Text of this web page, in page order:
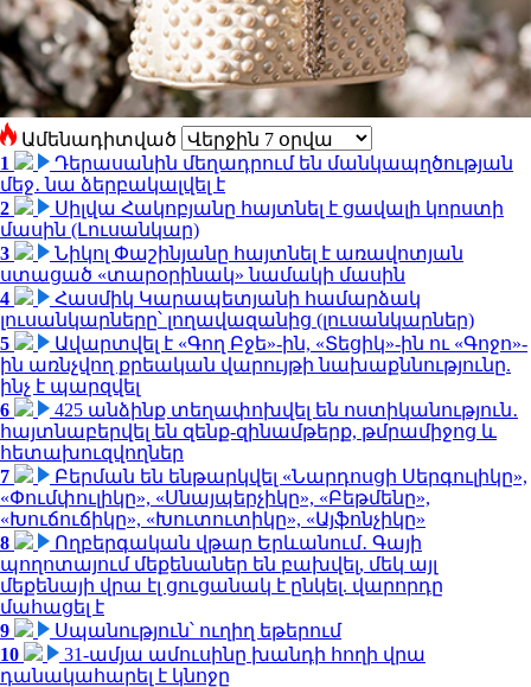
Ամենադիտված
1
Դերասանին մեղադրում են մանկապղծության
մեջ․ նա ձերբակալվել է
2
Սիլվա Հակոբյանը հայտնել է ցավալի կորստի
մասին (Լուսանկար)
3
Նիկոլ Փաշինյանը հայտնել է առավոտյան
ստացած «տարօրինակ» նամակի մասին
4
Հասմիկ Կարապետյանի համարձակ
լուսանկարները՝ լողավազանից (լուսանկարներ)
5
Ավարտվել է «Գող Բջե»-ին, «Տեցիկ»-ին ու «Գոջո»-
ին առնչվող քրեական վարույթի նախաքննությունը.
ինչ է պարզվել
6
425 անձինք տեղափոխվել են ոստիկանություն․
հայտնաբերվել են զենք-զինամթերք, թմրամիջոց և
հետախուզվողներ
7
Բերման են ենթարկվել «Նարդոսցի Սերգուլիկը»,
«Փումփուլիկը», «Սնայպերչիկը», «Բեթմենը»,
«Խուճուճիկը», «Խուտուտիկը», «Այֆոնչիկը»
8
Ողբերգական վթար Երևանում․ Գայի
պողոտայում մեքենաներ են բախվել, մեկ այլ
մեքենայի վրա էլ ցուցանակ է ընկել. վարորդը
մահացել է
9
Սպանություն՝ ուղիղ եթերում
10
31-ամյա ամուսինը խանդի հողի վրա
դանակահարել է կնոջը